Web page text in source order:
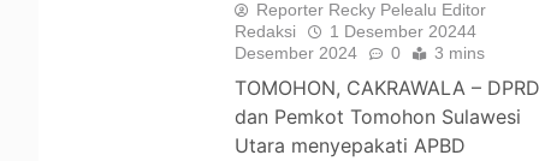
Reporter Recky Pelealu Editor
Redaksi
1 Desember 20244
Desember 2024
0 3 mins
TOMOHON, CAKRAWALA –
dan Pemkot Tomohon Sulawesi
Utara menyepakati APBD